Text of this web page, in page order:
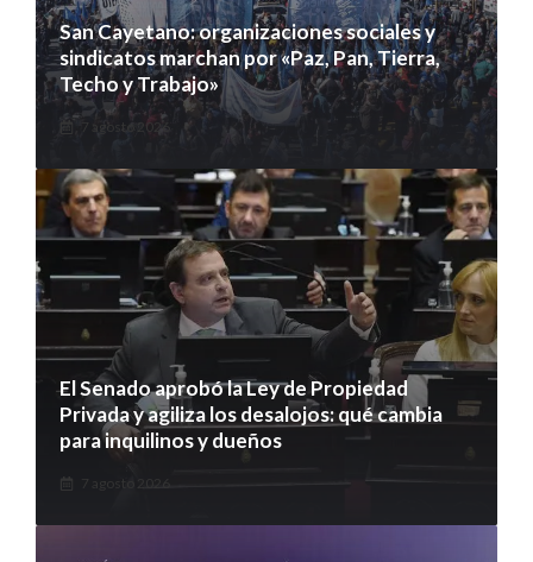
San Cayetano: organizaciones sociales y
sindicatos marchan por «Paz, Pan, Tierra,
Techo y Trabajo»
7 agosto 2026
El Senado aprobó la Ley de Propiedad
Privada y agiliza los desalojos: qué cambia
para inquilinos y dueños
7 agosto 2026